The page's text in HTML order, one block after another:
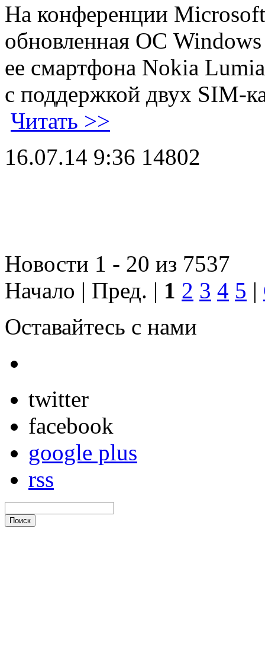
На конференции
обновленная ОС
ее смартфона Nokia
с поддержкой двух SIM-
Читать >>
16.07.14 9:36 14802
Новости 1 - 20 из 7537
Начало | Пред. | 1 2 3 4 5 |
Оставайтесь с нами
twitter
facebook
google plus
rss